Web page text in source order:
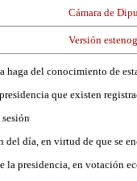
Cámara de
Versión
haga del conocimiento de
que existen
sesión
día, en virtud de que se
la presidencia, en votación